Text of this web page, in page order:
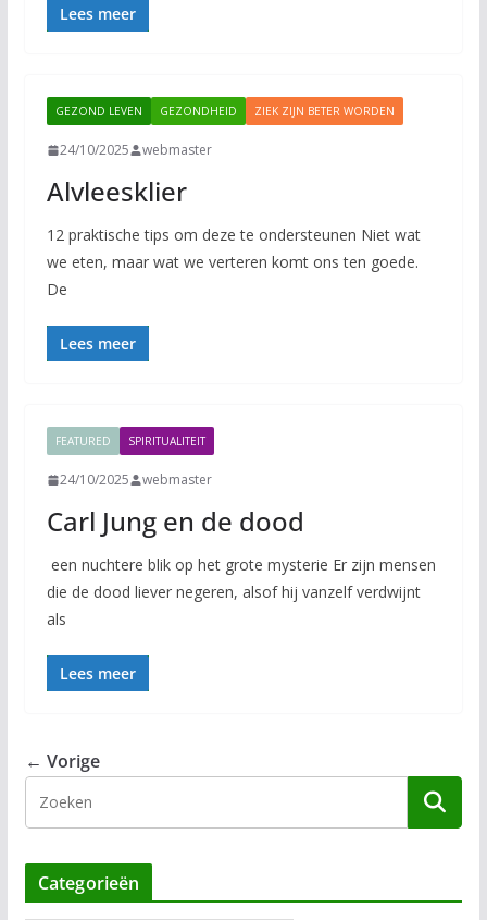
Lees meer
GEZOND LEVEN GEZONDHEID ZIEK ZIJN BETER WORDEN
24/10/2025 webmaster
Alvleesklier
12 praktische tips om deze te ondersteunen Niet wat
we eten, maar wat we verteren komt ons ten goede.
De
Lees meer
FEATURED SPIRITUALITEIT
24/10/2025 webmaster
Carl Jung en de dood
een nuchtere blik op het grote mysterie Er zijn mensen
die de dood liever negeren, alsof hij vanzelf verdwijnt
als
Lees meer
← Vorige
Categorieën